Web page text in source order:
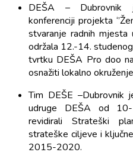
DEŠA – Dubrovnik
konferenciji projekta
stvaranje radnih mjesta
održala 12.-14.
tvrtku DEŠA Pro doo
osnažiti lokalno
Tim DEŠE –Dubrovnik
udruge DEŠA od
revidirali Strateški
strateške ciljeve i
2015-2020.